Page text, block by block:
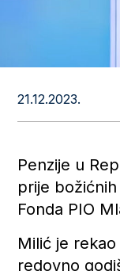
21.12.2023.
Penzije u
prije
Fonda PIO
Milić je
redovno